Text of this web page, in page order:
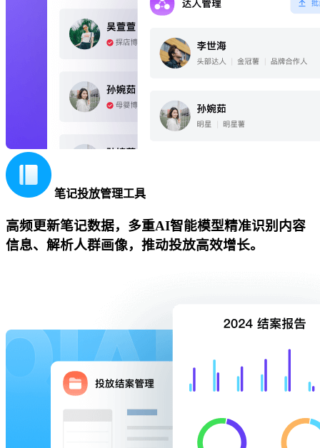
笔记投放管理工具
高频更新笔记数据，多重AI智能模型精准识别内容
信息、解析人群画像，推动投放高效增长。